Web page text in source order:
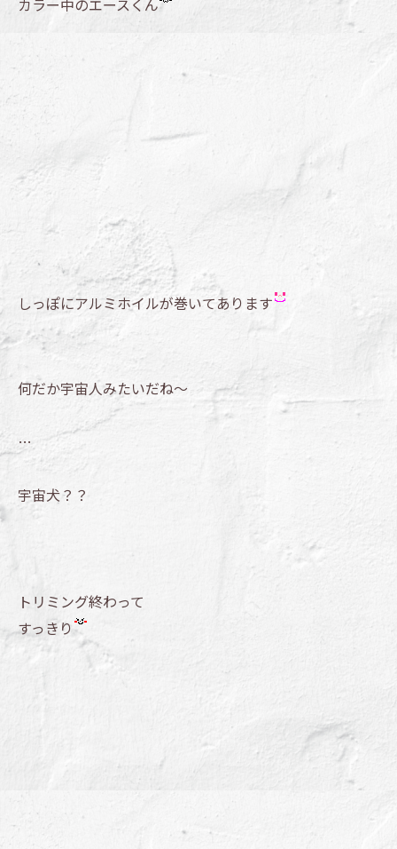
カラー中のエースくん
しっぽにアルミホイルが巻いてあります
何だか宇宙人みたいだね～
…
宇宙犬？？
トリミング終わって
すっきり